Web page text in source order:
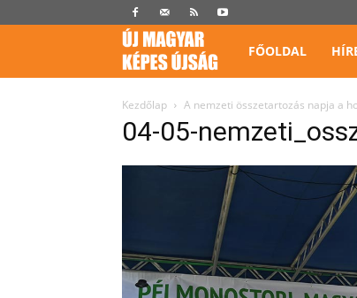
Képes
Újság
FŐOLDAL
Kezdőlap A nemzeti összetartozás napja a
04-05-